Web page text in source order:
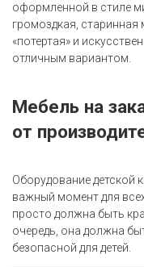
оформленной в стиле
громоздкая, старинная
«потертая» и
отличным вариантом.
Мебель на
от
Оборудование детской
важный момент для
просто должна быть
очередь, она должна
безопасной для детей.